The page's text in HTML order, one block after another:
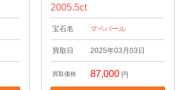
2005.5ct
宝石名 マベパール
買取日 2025年03月03日
買取価格 87,000 円